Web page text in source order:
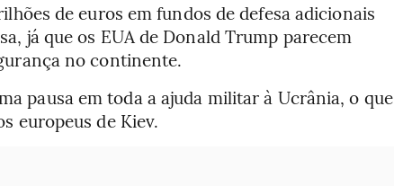
de euros em fundos de defesa adicionais
já que os EUA de Donald Trump parecem
no continente.
pausa em toda a ajuda militar à Ucrânia, o que
europeus de Kiev.